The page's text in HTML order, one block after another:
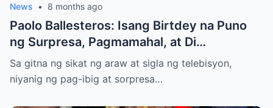
News • 8 months ago
Paolo Ballesteros: Isang Birtdey na Puno
ng Surpresa, Pagmamahal, at Di
Malilimutang Pagdiriwang Kasabay ng
Kaarawan ng Kanyang Anak!
Sa gitna ng sikat ng araw at sigla ng telebisyon,
niyanig ng pag-ibig at sorpresa…